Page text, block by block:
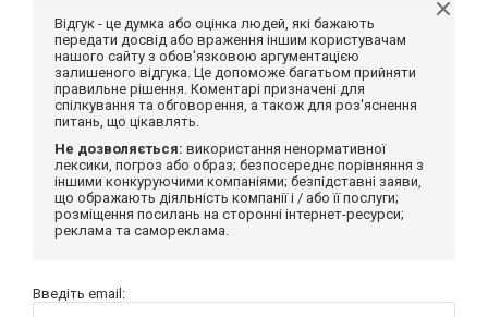
Відгук - це думка або оцінка людей, які бажають
передати досвід або враження іншим користувачам
нашого сайту з обов'язковою аргументацією
залишеного відгука. Це допоможе багатьом прийняти
правильне рішення. Коментарі призначені для
спілкування та обговорення, а також для роз'яснення
питань, що цікавлять.
Не дозволяється: використання ненормативної
лексики, погроз або образ; безпосереднє порівняння з
іншими конкуруючими компаніями; безпідставні заяви,
що ображають діяльність компанії і / або її послуги;
розміщення посилань на сторонні інтернет-ресурси;
реклама та самореклама.
Введіть email: